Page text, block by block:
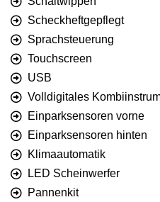
Scheckheftgepflegt
Sprachsteuerung
Touchscreen
USB
Volldigitales
Einparksensoren vorne
Einparksensoren hinten
Klimaautomatik
LED Scheinwerfer
Pannenkit